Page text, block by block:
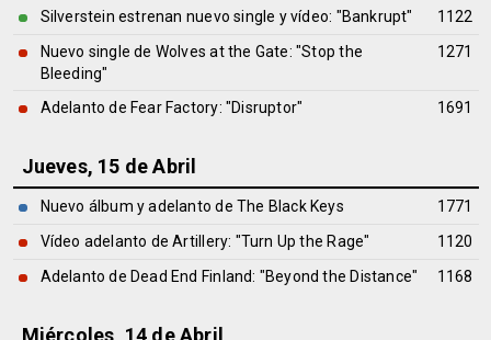
Silverstein estrenan nuevo single y vídeo: "Bankrupt"
1122
Nuevo single de Wolves at the Gate: "Stop the
Bleeding"
1271
Adelanto de Fear Factory: "Disruptor" 1691
Jueves, 15 de Abril
Nuevo álbum y adelanto de The Black Keys
1771
Vídeo adelanto de Artillery: "Turn Up the Rage"
1120
Adelanto de Dead End Finland: "Beyond the Distance"
1168
Miércoles, 14 de Abril